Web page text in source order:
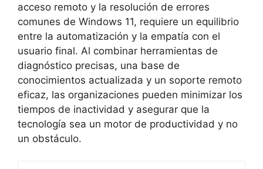
acceso remoto y la resolución de errores
comunes de Windows 11, requiere un equilibrio
entre la automatización y la empatía con el
usuario final. Al combinar herramientas de
diagnóstico precisas, una base de
conocimientos actualizada y un soporte remoto
eficaz, las organizaciones pueden minimizar los
tiempos de inactividad y asegurar que la
tecnología sea un motor de productividad y no
un obstáculo.